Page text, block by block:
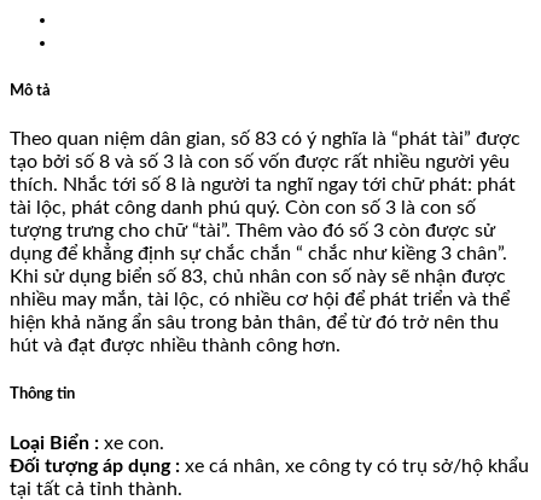
Mô tả
Theo quan niệm dân gian, số 83 có ý nghĩa là “phát tài” được
tạo bởi số 8 và số 3 là con số vốn được rất nhiều người yêu
thích. Nhắc tới số 8 là người ta nghĩ ngay tới chữ phát: phát
tài lộc, phát công danh phú quý. Còn con số 3 là con số
tượng trưng cho chữ “tài”. Thêm vào đó số 3 còn được sử
dụng để khẳng định sự chắc chắn “ chắc như kiềng 3 chân”.
Khi sử dụng biển số 83, chủ nhân con số này sẽ nhận được
nhiều may mắn, tài lộc, có nhiều cơ hội để phát triển và thể
hiện khả năng ẩn sâu trong bản thân, để từ đó trở nên thu
hút và đạt được nhiều thành công hơn.
Thông tin
Loại Biển : xe con.
Đối tượng áp dụng : xe cá nhân, xe công ty có trụ sở/hộ khẩu
tại tất cả tỉnh thành.